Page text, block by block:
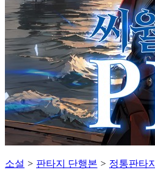
소설 > 판타지 단행본 > 정통판타지